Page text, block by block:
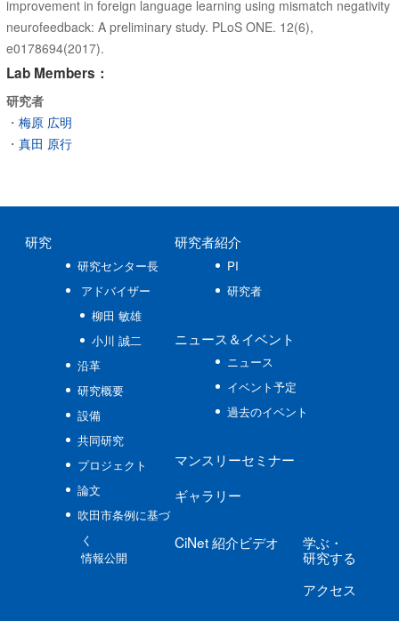
improvement in foreign language learning using mismatch negativity
neurofeedback: A preliminary study. PLoS ONE. 12(6),
e0178694(2017).
Lab Members：
研究者
・ 梅原 広明
・ 真田 原行
研究
研究センター長
アドバイザー
柳田 敏雄
小川 誠二
沿革
研究概要
設備
共同研究
プロジェクト
論文
吹田市条例に基づ
く
情報公開
研究者紹介
PI
研究者
ニュース ＆イベント
ニュース
イベント予定
過去のイベント
マンスリーセミナー
ギャラリー
CiNet紹介ビデオ 学ぶ ・
研究する
アクセス